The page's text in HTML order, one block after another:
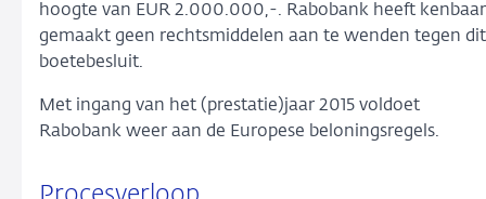
hoogte van EUR 2.000.000,-. Rabobank heeft kenbaar
gemaakt geen rechtsmiddelen aan te wenden tegen dit
boetebesluit.
Met ingang van het (prestatie)jaar 2015 voldoet
Rabobank weer aan de Europese beloningsregels.